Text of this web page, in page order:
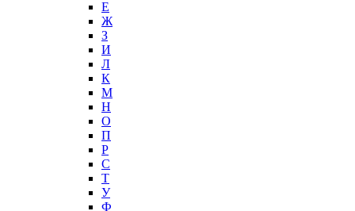
Е
Ж
З
И
Л
К
М
Н
О
П
Р
С
Т
У
Ф